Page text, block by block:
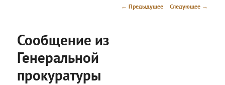
Навигация
← Предыдущее Следующее →
Сообщение из
Генеральной
прокуратуры